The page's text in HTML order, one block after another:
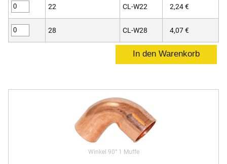
22 CL-W22 2,24 €
28 CL-W28 4,07 €
Winkel 90° 1 Muffe